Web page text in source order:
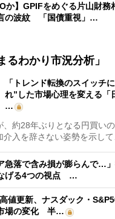
か】GPIFをめぐる片山財
の波紋 「国債重視」…
るわかり市況分析」
「トレンド転換のスイッチ
れ”した市場心理を変える「
…
約28年ぶりとなる円買い
介入を辞さない姿勢を示して
急落で含み損が膨らんで…
げる4つの視点 …
高値更新、ナスダック・
場の変化 半…